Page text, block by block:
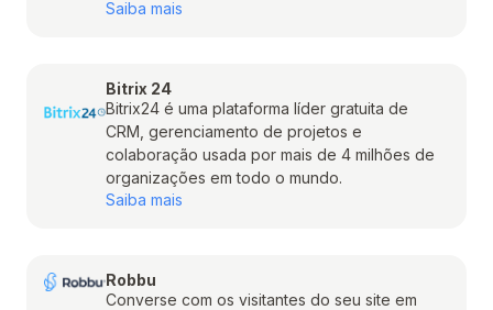
Saiba mais
Bitrix 24
Bitrix24 é uma plataforma líder gratuita de
CRM, gerenciamento de projetos e
colaboração usada por mais de 4 milhões de
organizações em todo o mundo.
Saiba mais
Robbu
Converse com os visitantes do seu site em